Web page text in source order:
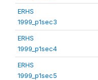
ERHS
1999_p1sec3
ERHS
1999_p1sec4
ERHS
1999_p1sec5